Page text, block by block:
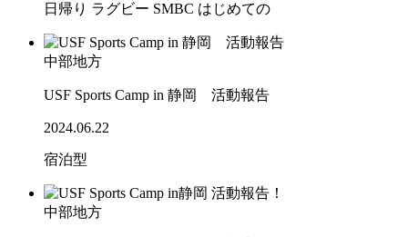
日帰り ラグビー SMBC はじめての
中部地方
USF Sports Camp in 静岡 活動報告
2024.06.22
宿泊型
中部地方